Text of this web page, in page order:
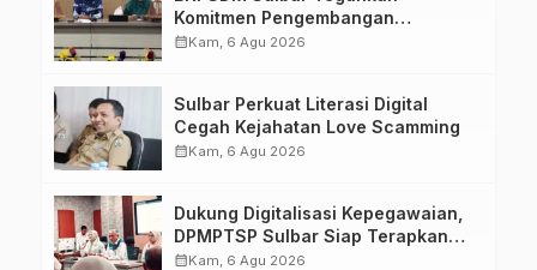
Komitmen Pengembangan
Kompetensi ASN melalui
calendar_monthKam, 6 Agu 2026
Sulbar Perkuat Literasi Digital
Cegah Kejahatan Love Scamming
calendar_monthKam, 6 Agu 2026
Dukung Digitalisasi Kepegawaian,
DPMPTSP Sulbar Siap Terapkan
Aplikasi FLEKSI ASN
calendar_monthKam, 6 Agu 2026